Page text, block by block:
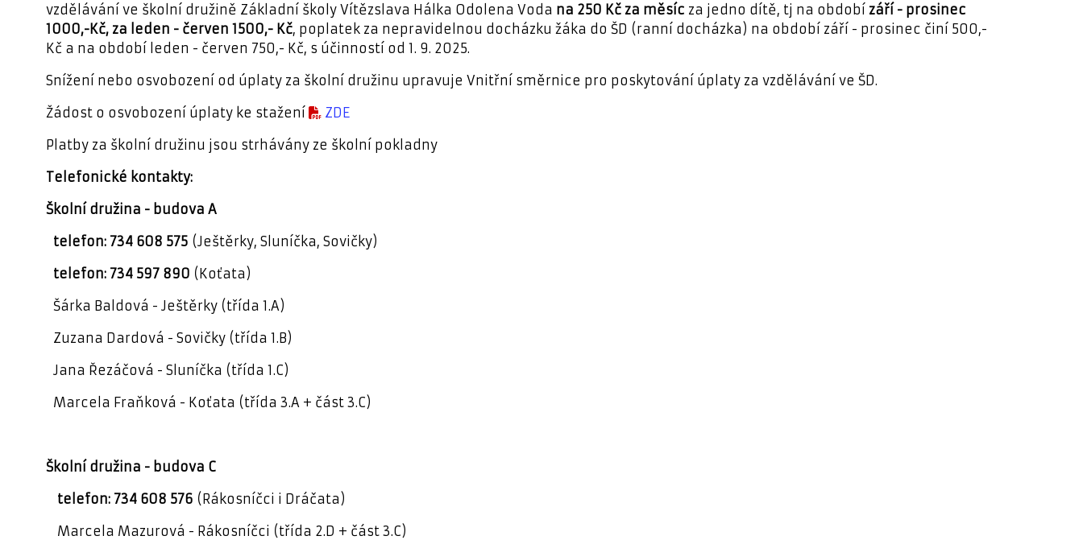
vzdělávání ve školní družině Základní školy Vítězslava Hálka Odolena Voda na 250 Kč za měsíc za jedno dítě, tj na období září - prosinec
1000,-Kč, za leden - červen 1500,- Kč, poplatek za nepravidelnou docházku žáka do ŠD (ranní docházka) na období září - prosinec činí 500,-
Kč a na období leden - červen 750,- Kč, s účinností od 1. 9. 2025.
Snížení nebo osvobození od úplaty za školní družinu upravuje Vnitřní směrnice pro poskytování úplaty za vzdělávání ve ŠD.
Žádost o osvobození úplaty ke stažení
ZDE
Platby za školní družinu jsou strhávány ze školní pokladny
Telefonické kontakty:
Školní družina - budova A
telefon: 734 608 575 (Ještěrky, Sluníčka, Sovičky)
telefon: 734 597 890 (Koťata)
Šárka Baldová - Ještěrky (třída 1.A)
Zuzana Dardová - Sovičky (třída 1.B)
Jana Řezáčová - Sluníčka (třída 1.C)
Marcela Fraňková - Koťata (třída 3.A + část 3.C)
Školní družina - budova C
telefon: 734 608 576 (Rákosníčci i Dráčata)
Marcela Mazurová - Rákosníčci (třída 2.D + část 3.C)